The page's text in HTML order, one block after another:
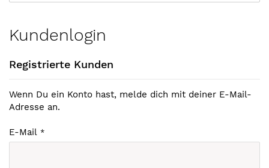
Kundenlogin
Registrierte Kunden
Wenn Du ein Konto hast, melde dich mit deiner E-Mail-
Adresse an.
E-Mail